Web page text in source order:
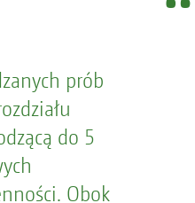
prób
do 5
Obok